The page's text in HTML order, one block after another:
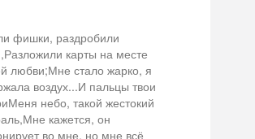
фишки, раздробили
карты на месте
любви;Мне стало жарко, я
воздух...И пальцы твои
небо, такой жестокий
кажется, он
во мне, но мне всё